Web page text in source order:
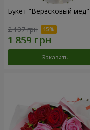
Букет "Вересковый мед"
2 187 грн
Заказать